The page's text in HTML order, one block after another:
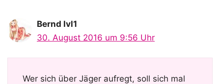
Bernd lvl1
30. August 2016 um 9:56 Uhr
Wer sich über Jäger aufregt, soll sich mal